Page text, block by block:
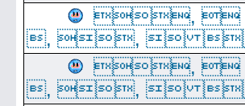
,
, , 
,
, , 